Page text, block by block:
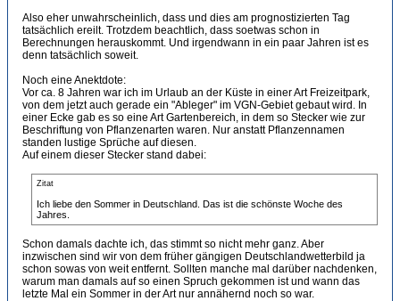
Also eher unwahrscheinlich, dass und dies am prognostizierten Tag
tatsächlich ereilt. Trotzdem beachtlich, dass soetwas schon in
Berechnungen herauskommt. Und irgendwann in ein paar Jahren ist es
denn tatsächlich soweit.
Noch eine Anektdote:
Vor ca. 8 Jahren war ich im Urlaub an der Küste in einer Art Freizeitpark,
von dem jetzt auch gerade ein "Ableger" im VGN-Gebiet gebaut wird. In
einer Ecke gab es so eine Art Gartenbereich, in dem so Stecker wie zur
Beschriftung von Pflanzenarten waren. Nur anstatt Pflanzennamen
standen lustige Sprüche auf diesen.
Auf einem dieser Stecker stand dabei:
Zitat
Ich liebe den Sommer in Deutschland. Das ist die schönste Woche des
Jahres.
Schon damals dachte ich, das stimmt so nicht mehr ganz. Aber
inzwischen sind wir von dem früher gängigen Deutschlandwetterbild ja
schon sowas von weit entfernt. Sollten manche mal darüber nachdenken,
warum man damals auf so einen Spruch gekommen ist und wann das
letzte Mal ein Sommer in der Art nur annähernd noch so war.